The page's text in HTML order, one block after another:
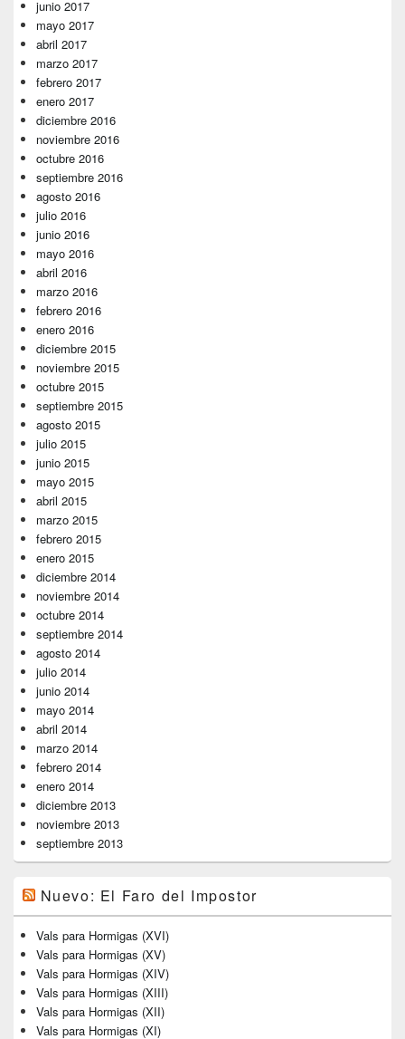
junio 2017
mayo 2017
abril 2017
marzo 2017
febrero 2017
enero 2017
diciembre 2016
noviembre 2016
octubre 2016
septiembre 2016
agosto 2016
julio 2016
junio 2016
mayo 2016
abril 2016
marzo 2016
febrero 2016
enero 2016
diciembre 2015
noviembre 2015
octubre 2015
septiembre 2015
agosto 2015
julio 2015
junio 2015
mayo 2015
abril 2015
marzo 2015
febrero 2015
enero 2015
diciembre 2014
noviembre 2014
octubre 2014
septiembre 2014
agosto 2014
julio 2014
junio 2014
mayo 2014
abril 2014
marzo 2014
febrero 2014
enero 2014
diciembre 2013
noviembre 2013
septiembre 2013
Nuevo: El Faro del Impostor
Vals para Hormigas (XVI)
Vals para Hormigas (XV)
Vals para Hormigas (XIV)
Vals para Hormigas (XIII)
Vals para Hormigas (XII)
Vals para Hormigas (XI)